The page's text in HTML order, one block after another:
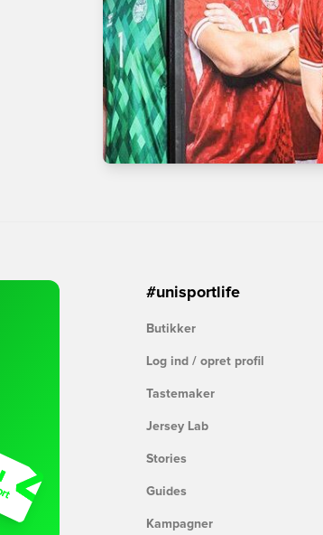
#unisportlife
Butikker
Log ind / opret profil
Tastemaker
Jersey Lab
Stories
Guides
Kampagner